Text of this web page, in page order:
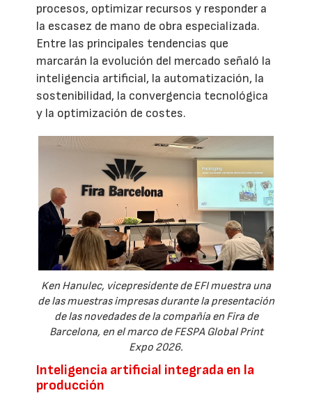
procesos, optimizar recursos y responder a
la escasez de mano de obra especializada.
Entre las principales tendencias que
marcarán la evolución del mercado señaló la
inteligencia artificial, la automatización, la
sostenibilidad, la convergencia tecnológica
y la optimización de costes.
Ken Hanulec, vicepresidente de EFI muestra una
de las muestras impresas durante la presentación
de las novedades de la compañía en Fira de
Barcelona, en el marco de FESPA Global Print
Expo 2026.
Inteligencia artificial integrada en la
producción